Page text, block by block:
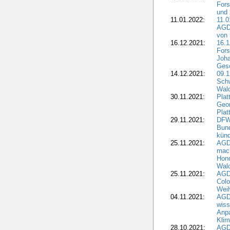
und
11.01.2022:
von
16.12.2021:
14.12.2021:
30.11.2021:
29.11.2021:
25.11.2021:
25.11.2021:
04.11.2021:
28.10.2021: